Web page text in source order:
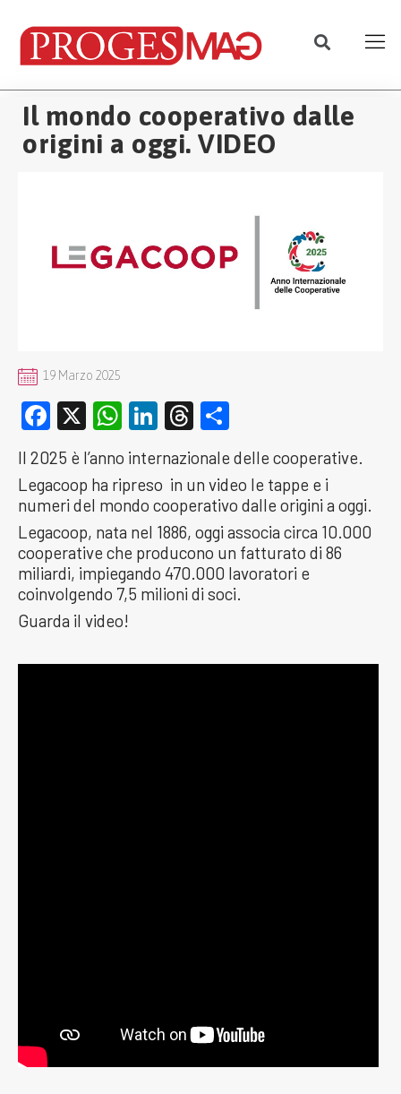
Il mondo cooperativo dalle
origini a oggi. VIDEO
19 Marzo 2025
Facebook
X WhatsApp
LinkedIn
Threads
Il 2025 è l’anno internazionale delle cooperative.
Legacoop ha ripreso in un video le tappe e i
numeri del mondo cooperativo dalle origini a oggi.
Legacoop, nata nel 1886, oggi associa circa 10.000
cooperative che producono un fatturato di 86
miliardi, impiegando 470.000 lavoratori e
coinvolgendo 7,5 milioni di soci.
Guarda il video!